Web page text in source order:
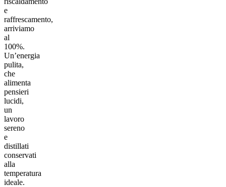
e
raffrescamento,
arriviamo
al
100%.
Un’energia
pulita,
che
alimenta
pensieri
lucidi,
un
lavoro
sereno
e
distillati
conservati
alla
temperatura
ideale.